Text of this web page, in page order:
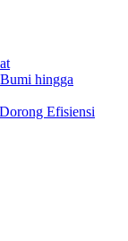
hingga
Efisiensi